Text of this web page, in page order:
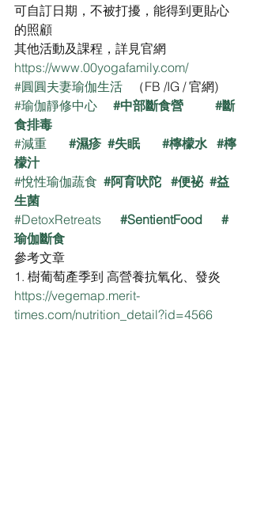
可自訂日期，不被打擾，能得到更貼心
的照顧
其他活動及課程，詳見官網
https://www.00yogafamily.com/
#圓圓夫妻瑜伽生活 （FB /IG / 官網)
#瑜伽靜修中心
#中部斷食營
#斷
食排毒
#減重
#濕疹 #失眠 #檸檬水 #檸
檬汁
#悅性瑜伽蔬食 #阿育吠陀 #便袐 #益
生菌
#DetoxRetreats
#SentientFood
#
瑜伽斷食
參考文章
1. 樹葡萄產季到 高營養抗氧化、發炎
https://vegemap.merit-
times.com/nutrition_detail?id=4566